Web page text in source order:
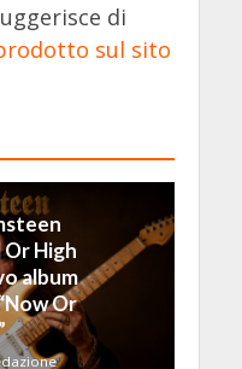
di
sul sito
Or High
album
Or